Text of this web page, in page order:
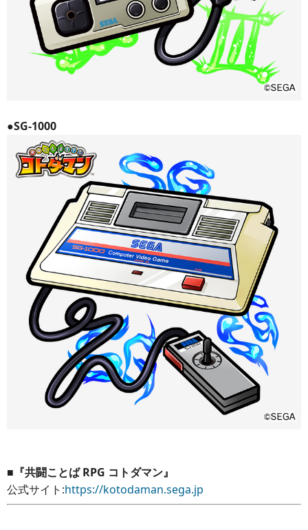
●SG-1000
■『共闘ことば RPG コトダマン』
公式サイト:https://kotodaman.sega.jp